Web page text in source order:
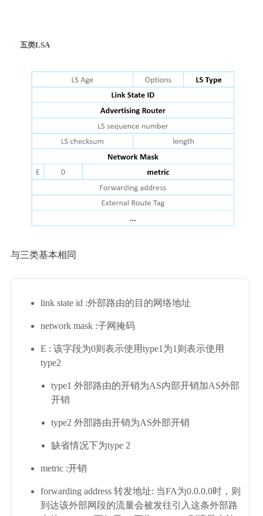
五类LSA
与三类基本相同
link state id :外部路由的目的网络地址
network mask :子网掩码
E : 该字段为0则表示使用type1为1则表示使用
type2
type1 外部路由的开销为AS内部开销加AS外部
开销
type2 外部路由开销为AS外部开销
缺省情况下为type 2
metric :开销
forwarding address 转发地址: 当FA为0.0.0.0时，则
到达该外部网段的流量会被发往引入这条外部路